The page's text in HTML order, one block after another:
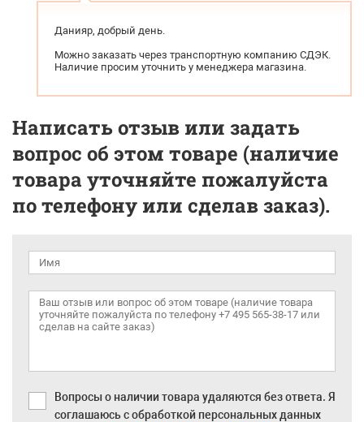
Данияр, добрый день.
Можно заказать через транспортную компанию СДЭК.
Наличие просим уточнить у менеджера магазина.
Написать отзыв или задать
вопрос об этом товаре (наличие
товара уточняйте пожалуйста
по телефону или сделав заказ).
Вопросы о наличии товара удаляются без ответа. Я
соглашаюсь с обработкой персональных данных